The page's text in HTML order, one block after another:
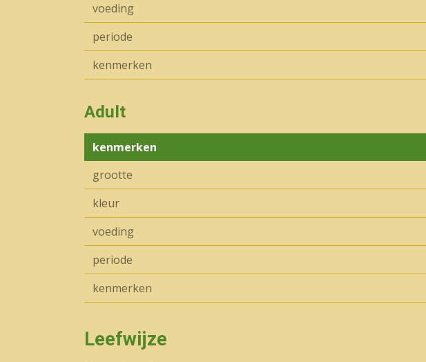
voeding
periode
kenmerken
Adult
kenmerken
grootte
kleur
voeding
periode
kenmerken
Leefwijze